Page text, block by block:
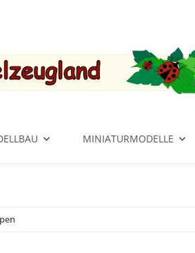
MINIATURMODELLE